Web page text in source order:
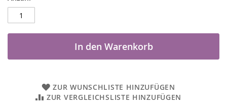
In den Warenkorb
ZUR WUNSCHLISTE HINZUFÜGEN
ZUR VERGLEICHSLISTE HINZUFÜGEN